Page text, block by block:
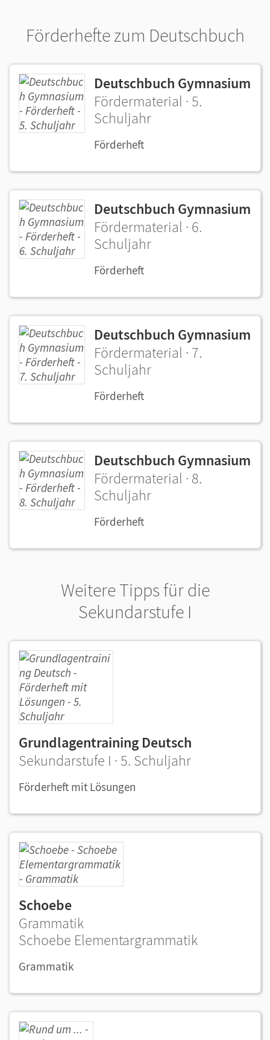
Förderhefte zum Deutschbuch
Deutschbuch Gymnasium
Fördermaterial · 5.
Schuljahr
Förderheft
Deutschbuch Gymnasium
Fördermaterial · 6.
Schuljahr
Förderheft
Deutschbuch Gymnasium
Fördermaterial · 7.
Schuljahr
Förderheft
Deutschbuch Gymnasium
Fördermaterial · 8.
Schuljahr
Förderheft
Weitere Tipps für die
Sekundarstufe I
Grundlagentraining Deutsch
Sekundarstufe I · 5. Schuljahr
Förderheft mit Lösungen
Schoebe
Grammatik
Schoebe Elementargrammatik
Grammatik